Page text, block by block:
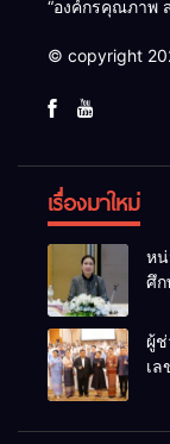
“องค์กรคุณภาพ
© copyright
เรื่องมาใหม่
หน่
ศึก
ขับ
คุ
ลุ่ม
ผู้ช่
เล